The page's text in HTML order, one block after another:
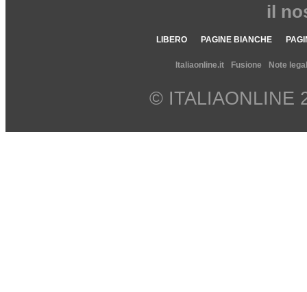
il
LIBERO PAGINE BIANCHE
Italiaonline.it Fusione Note
© ITALIAONLINE